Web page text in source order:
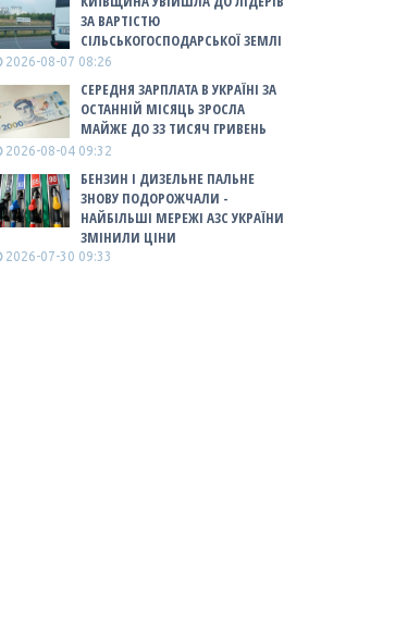
ЗА ВАРТІСТЮ
СІЛЬСЬКОГОСПОДАРСЬКОЇ ЗЕМЛІ
2026-08-07 08:26
СЕРЕДНЯ ЗАРПЛАТА В УКРАЇНІ ЗА
ОСТАННІЙ МІСЯЦЬ ЗРОСЛА
МАЙЖЕ ДО 33 ТИСЯЧ ГРИВЕНЬ
2026-08-04 09:32
БЕНЗИН І ДИЗЕЛЬНЕ ПАЛЬНЕ
ЗНОВУ ПОДОРОЖЧАЛИ -
НАЙБІЛЬШІ МЕРЕЖІ АЗС УКРАЇНИ
ЗМІНИЛИ ЦІНИ
2026-07-30 09:33